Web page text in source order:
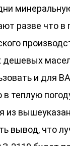
разве что в
дешевых
и для
в теплую
из
вывод, что